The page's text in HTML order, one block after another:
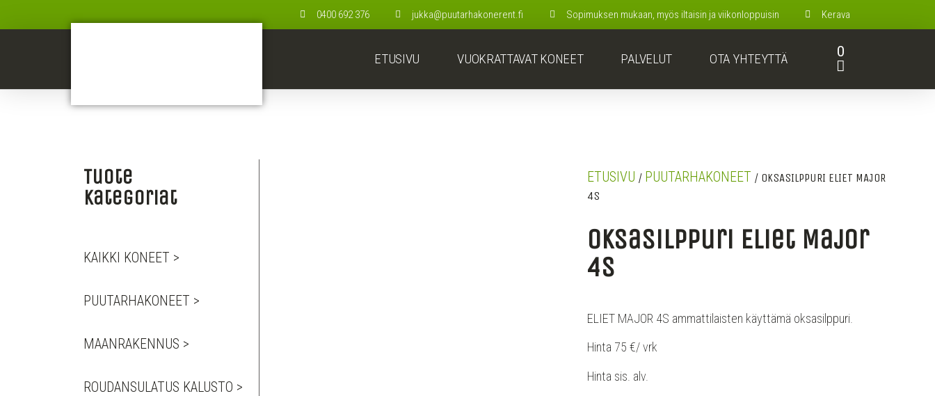
0400 692 376 jukka@puutarhakonerent.fi Sopimuksen mukaan, myös iltaisin ja viikonloppuisin Kerava
ETUSIVU VUOKRATTAVAT KONEET PALVELUT OTA YHTEYTTÄ 0
Tuote
kategoriat
KAIKKI KONEET >
PUUTARHAKONEET >
MAANRAKENNUS >
ROUDANSULATUS KALUSTO >
ETUSIVU / PUUTARHAKONEET / OKSASILPPURI ELIET MAJOR
4S
Oksasilppuri Eliet Major
4s
ELIET MAJOR 4S ammattilaisten käyttämä oksasilppuri.
Hinta 75 €/ vrk
Hinta sis. alv.